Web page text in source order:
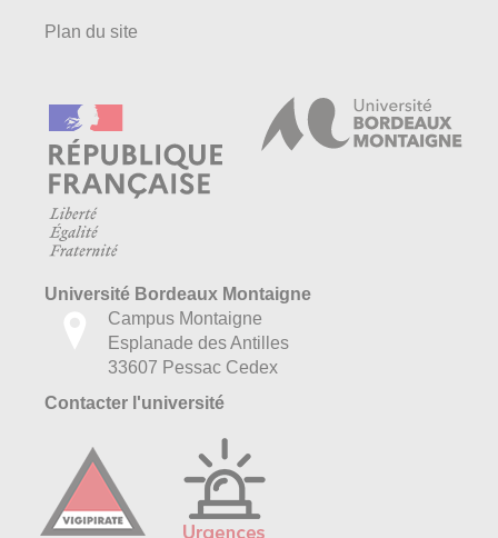
Plan du site
Université Bordeaux Montaigne
Campus Montaigne
Esplanade des Antilles
33607 Pessac Cedex
Contacter l'université